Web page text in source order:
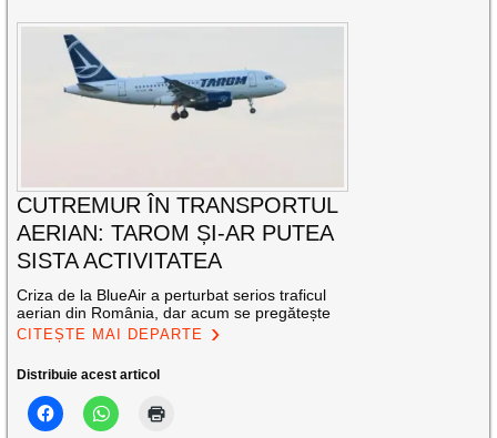
CUTREMUR ÎN TRANSPORTUL
AERIAN: TAROM ȘI-AR PUTEA
SISTA ACTIVITATEA
Criza de la BlueAir a perturbat serios traficul
aerian din România, dar acum se pregătește
CITEȘTE MAI DEPARTE
Distribuie acest articol